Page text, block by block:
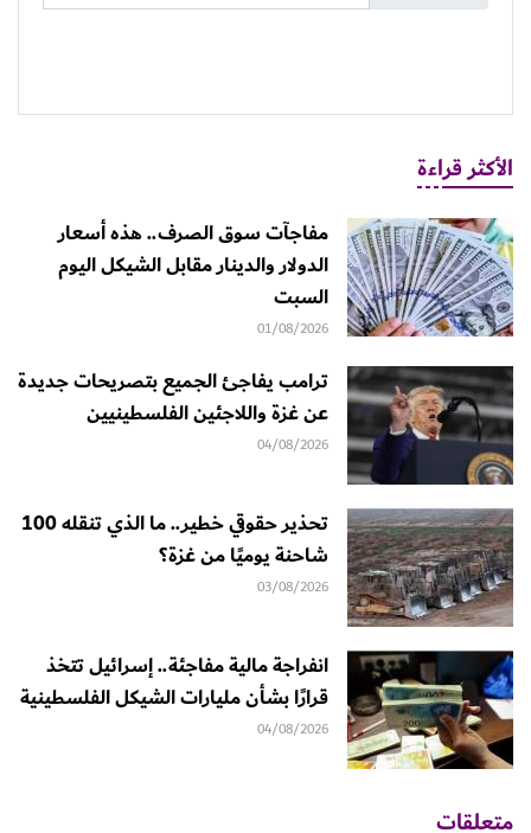
الأكثر قراءة
مفاجآت سوق الصرف.. هذه أسعار
الدولار والدينار مقابل الشيكل اليوم
السبت
01/08/2026
ترامب يفاجئ الجميع بتصريحات جديدة
عن غزة واللاجئين الفلسطينيين
04/08/2026
تحذير حقوقي خطير.. ما الذي تنقله 100
شاحنة يوميًا من غزة؟
03/08/2026
انفراجة مالية مفاجئة.. إسرائيل تتخذ
قرارًا بشأن مليارات الشيكل الفلسطينية
04/08/2026
متعلقات